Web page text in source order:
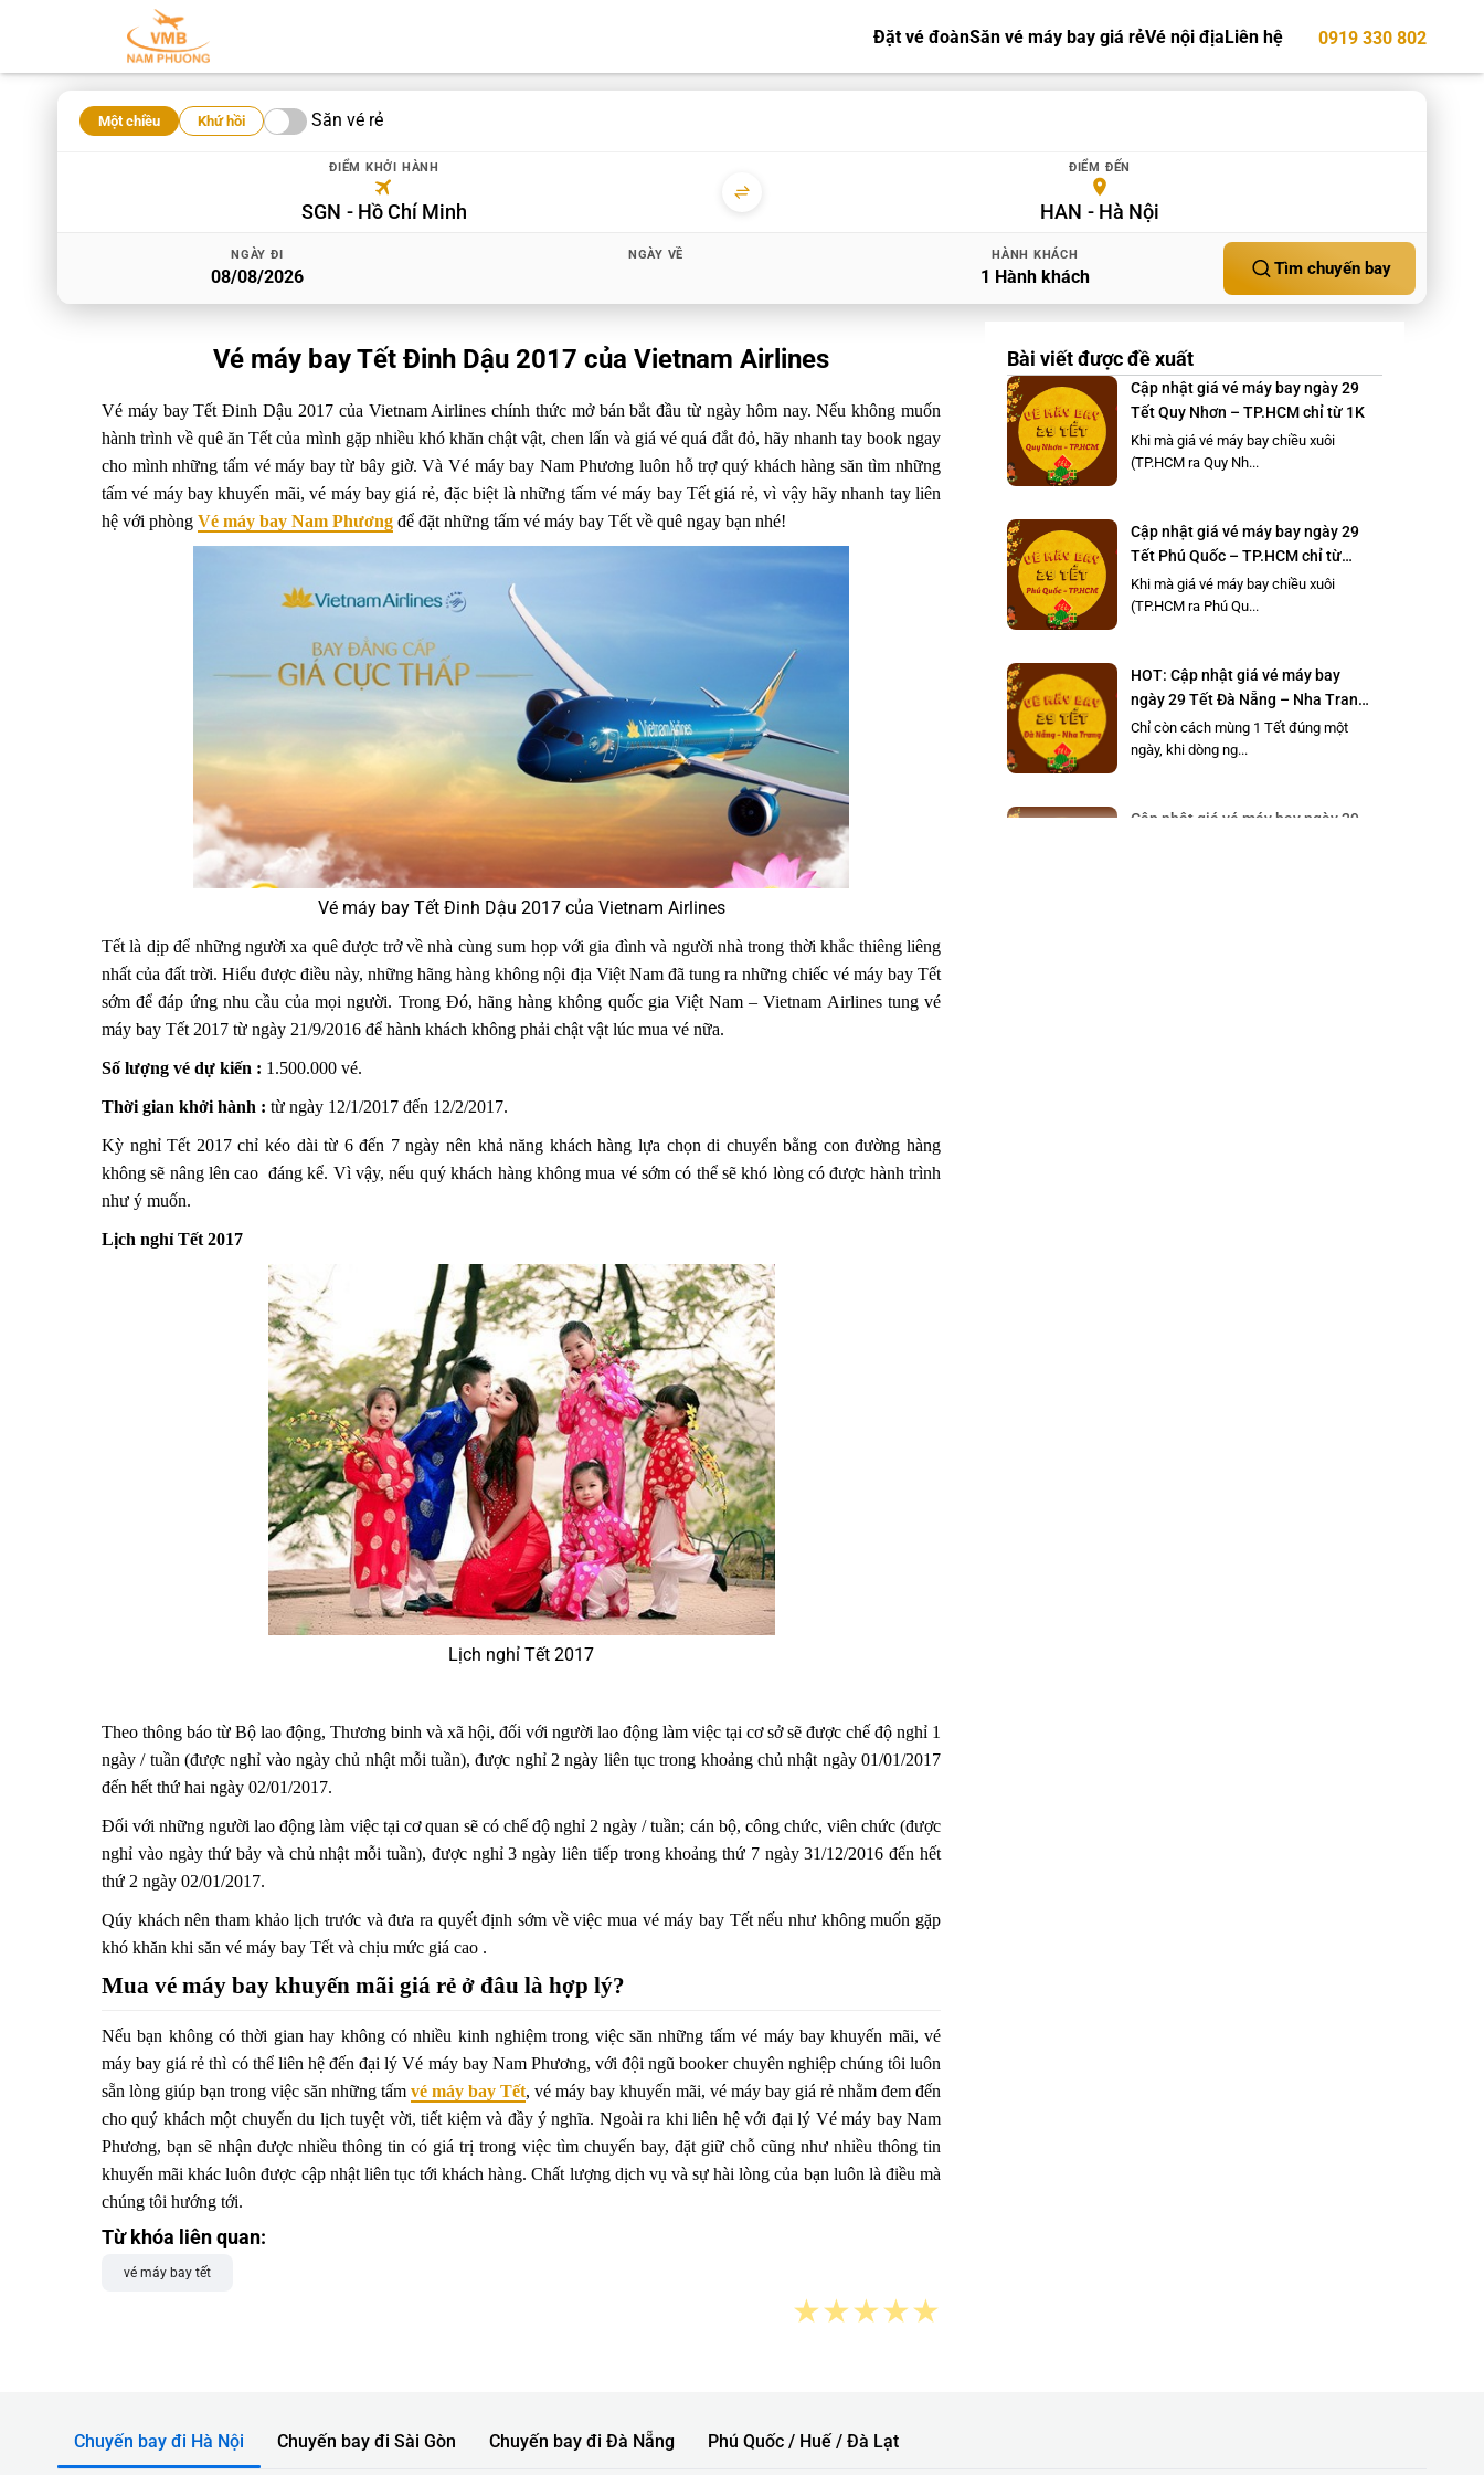
Đặt vé đoànSăn vé máy bay giá rẻVé nội địaLiên hệ 0919 330 802
Một chiều Khứ hồi Săn vé rẻ
ĐIỂM KHỞI HÀNH
SGN Hồ Chí Minh
ĐIỂM ĐẾN
HAN Hà Nội
NGÀY ĐI NGÀY VỀ HÀNH KHÁCH
1 Hành khách Tìm chuyến bay
Vé máy bay Tết Đinh Dậu 2017 của Vietnam Airlines
Vé máy bay Tết Đinh Dậu 2017 của Vietnam Airlines chính thức mở bán bắt đầu từ ngày hôm nay. Nếu không muốn
hành trình về quê ăn Tết của mình gặp nhiều khó khăn chật vật, chen lấn và giá vé quá đắt đỏ, hãy nhanh tay book ngay
cho mình những tấm vé máy bay từ bây giờ. Và Vé máy bay Nam Phương luôn hỗ trợ quý khách hàng săn tìm những
tấm vé máy bay khuyến mãi, vé máy bay giá rẻ, đặc biệt là những tấm vé máy bay Tết giá rẻ, vì vậy hãy nhanh tay liên
hệ với phòng Vé máy bay Nam Phương để đặt những tấm vé máy bay Tết về quê ngay bạn nhé!
Vé máy bay Tết Đinh Dậu 2017 của Vietnam Airlines
Tết là dịp để những người xa quê được trở về nhà cùng sum họp với gia đình và người nhà trong thời khắc thiêng liêng
nhất của đất trời. Hiểu được điều này, những hãng hàng không nội địa Việt Nam đã tung ra những chiếc vé máy bay Tết
sớm để đáp ứng nhu cầu của mọi người. Trong Đó, hãng hàng không quốc gia Việt Nam – Vietnam Airlines tung vé
máy bay Tết 2017 từ ngày 21/9/2016 để hành khách không phải chật vật lúc mua vé nữa.
Số lượng vé dự kiến : 1.500.000 vé.
Thời gian khởi hành : từ ngày 12/1/2017 đến 12/2/2017.
Kỳ nghỉ Tết 2017 chỉ kéo dài từ 6 đến 7 ngày nên khả năng khách hàng lựa chọn di chuyển bằng con đường hàng
không sẽ nâng lên cao đáng kể. Vì vậy, nếu quý khách hàng không mua vé sớm có thể sẽ khó lòng có được hành trình
như ý muốn.
Lịch nghỉ Tết 2017
Lịch nghỉ Tết 2017
Theo thông báo từ Bộ lao động, Thương binh và xã hội, đối với người lao động làm việc tại cơ sở sẽ được chế độ nghỉ 1
ngày / tuần (được nghỉ vào ngày chủ nhật mỗi tuần), được nghỉ 2 ngày liên tục trong khoảng chủ nhật ngày 01/01/2017
đến hết thứ hai ngày 02/01/2017.
Đối với những người lao động làm việc tại cơ quan sẽ có chế độ nghỉ 2 ngày / tuần; cán bộ, công chức, viên chức (được
nghỉ vào ngày thứ bảy và chủ nhật mỗi tuần), được nghỉ 3 ngày liên tiếp trong khoảng thứ 7 ngày 31/12/2016 đến hết
thứ 2 ngày 02/01/2017.
Qúy khách nên tham khảo lịch trước và đưa ra quyết định sớm về việc mua vé máy bay Tết nếu như không muốn gặp
khó khăn khi săn vé máy bay Tết và chịu mức giá cao .
Mua vé máy bay khuyến mãi giá rẻ ở đâu là hợp lý?
Nếu bạn không có thời gian hay không có nhiều kinh nghiệm trong việc săn những tấm vé máy bay khuyến mãi, vé
máy bay giá rẻ thì có thể liên hệ đến đại lý Vé máy bay Nam Phương, với đội ngũ booker chuyên nghiệp chúng tôi luôn
sẵn lòng giúp bạn trong việc săn những tấm vé máy bay Tết, vé máy bay khuyến mãi, vé máy bay giá rẻ nhằm đem đến
cho quý khách một chuyến du lịch tuyệt vời, tiết kiệm và đầy ý nghĩa. Ngoài ra khi liên hệ với đại lý Vé máy bay Nam
Phương, bạn sẽ nhận được nhiều thông tin có giá trị trong việc tìm chuyến bay, đặt giữ chỗ cũng như nhiều thông tin
khuyến mãi khác luôn được cập nhật liên tục tới khách hàng. Chất lượng dịch vụ và sự hài lòng của bạn luôn là điều mà
chúng tôi hướng tới.
Từ khóa liên quan:
vé máy bay tết
★★★★★
Bài viết được đề xuất
Cập nhật giá vé máy bay ngày 29
Tết Quy Nhơn – TP.HCM chỉ từ 1K
Khi mà giá vé máy bay chiều xuôi
(TP.HCM ra Quy Nh...
Cập nhật giá vé máy bay ngày 29
Tết Phú Quốc – TP.HCM chỉ từ
290K
Khi mà giá vé máy bay chiều xuôi
(TP.HCM ra Phú Qu...
HOT: Cập nhật giá vé máy bay
ngày 29 Tết Đà Nẵng – Nha Trang
chỉ từ 490K
Chỉ còn cách mùng 1 Tết đúng một
ngày, khi dòng ng...
Cập nhật giá vé máy bay ngày 29
Chuyến bay đi Hà Nội Chuyến bay đi Sài Gòn Chuyến bay đi Đà Nẵng Phú Quốc / Huế / Đà Lạt